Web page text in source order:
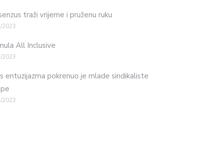
traži vrijeme i pruženu ruku
2023
All Inclusive
2023
entuzijazma pokrenuo je mlade sindikaliste
2023